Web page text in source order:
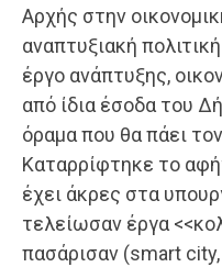
Αρχής στην
αναπτυξιακή
έργο ανάπτυξης,
από ίδια έσοδα του
όραμα που θα πάει
Καταρρίφτηκε το
έχει άκρες στα
τελείωσαν έργα
πασάρισαν (smart